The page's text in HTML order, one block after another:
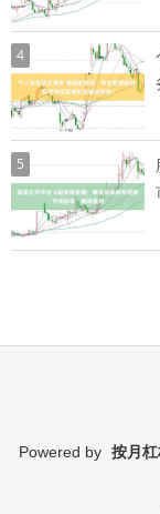
4
5
Powered by 按月